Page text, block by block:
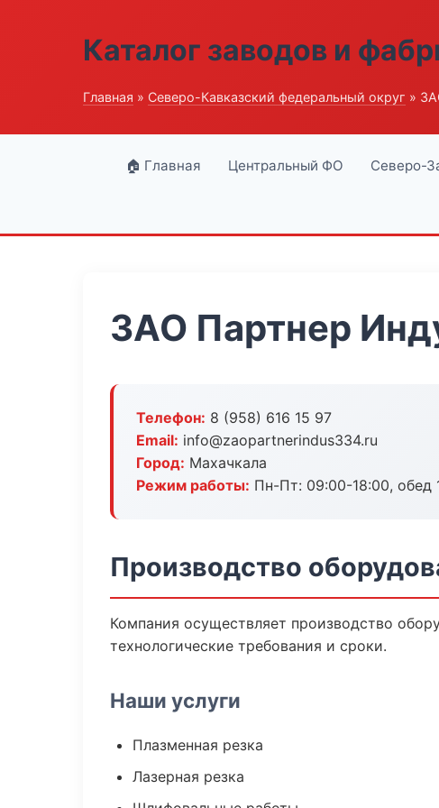
Каталог заводов и
Главная » Северо-Кавказский федеральный округ »
🏠 Главная Центральный ФО Северо-
ЗАО Партнер
Телефон: 8 (958) 616 15 97
Email: info@zaopartnerindus334.ru
Город: Махачкала
Режим работы: Пн-Пт: 09:00-18:00, обед
Производство
Компания осуществляет производство
технологические требования и сроки.
Наши услуги
Плазменная резка
Лазерная резка